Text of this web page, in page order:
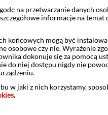
na przetwarzanie danych
informacje na temat
końcowych mogą być
osobowe czy nie. Wyrażenie
dokonuje się za pomocą
do niej dostępu nigdy nie
w jaki z nich korzystamy,
.